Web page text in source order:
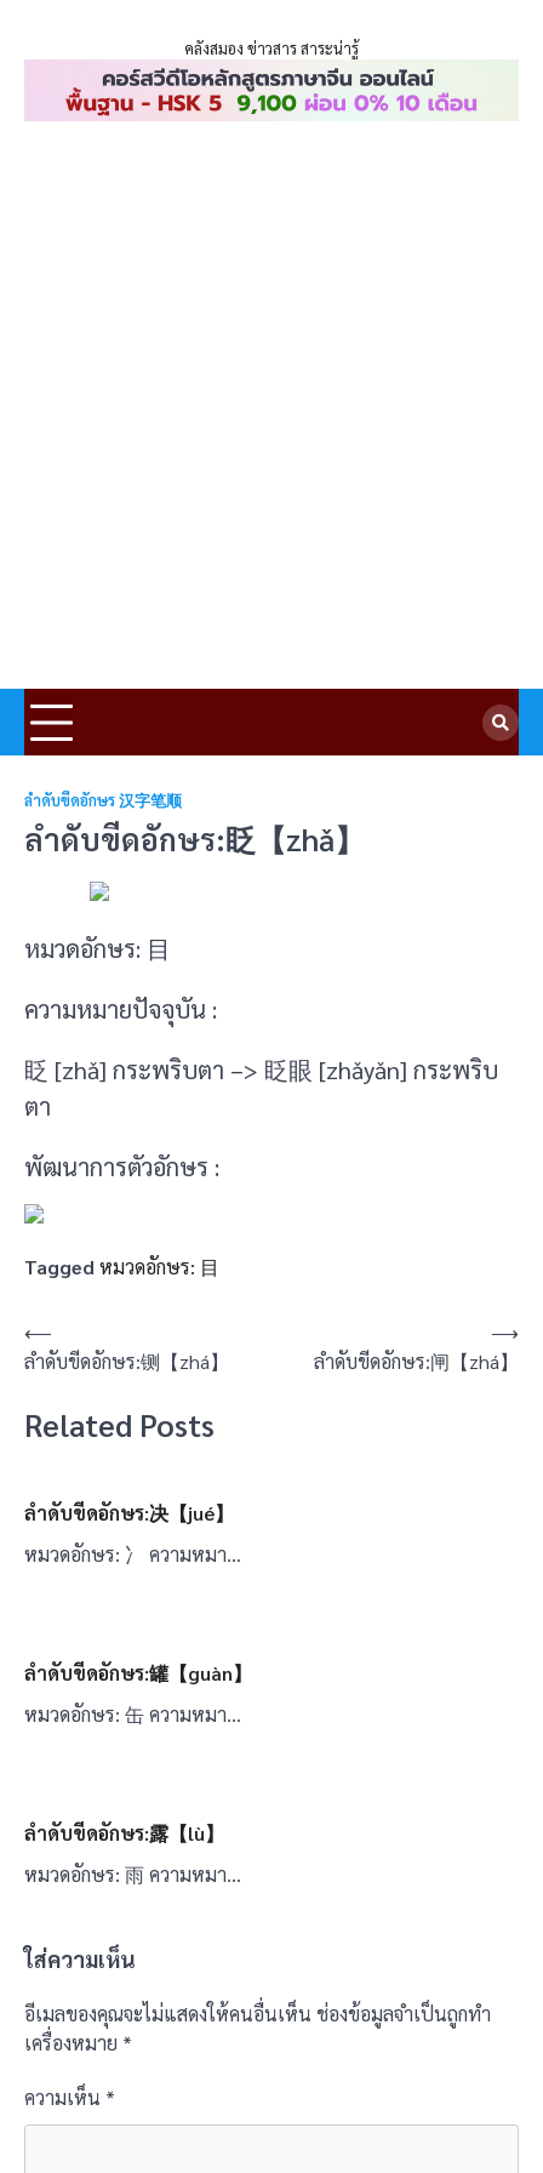
คลังสมอง ข่าวสาร สาระน่ารู้
ลำดับขีดอักษร 汉字笔顺
ลำดับขีดอักษร:眨【zhǎ】
หมวดอักษร: 目
ความหมายปัจจุบัน :
眨 [zhǎ] กระพริบตา –> 眨眼 [zhǎyǎn] กระพริบ
ตา
พัฒนาการตัวอักษร :
Tagged หมวดอักษร: 目
แนะแนว
เรื่อง
⟵
ลำดับขีดอักษร:铡【zhá】
ลำดับขีดอักษร:闸【zhá】
⟶
Related Posts
ลำดับขีดอักษร:决【jué】
หมวดอักษร: 冫 ความหมา…
ลำดับขีดอักษร:罐【guàn】
หมวดอักษร: 缶 ความหมา…
ลำดับขีดอักษร:露【lù】
หมวดอักษร: 雨 ความหมา…
ใส่ความเห็น
อีเมลของคุณจะไม่แสดงให้คนอื่นเห็น ช่องข้อมูลจำเป็นถูกทำ
เครื่องหมาย *
ความเห็น *